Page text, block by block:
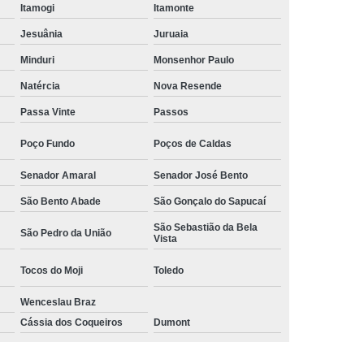
Social Branca Masculina Preço
Camisa Social Jeans Masculina Preço
Camisa Social Masculina Manga Curta Preço
Camisa Social Masculina Preço
Camisa Social Masculina Slim Preço
Fábrica Camisa Social
Fábrica de Camisa Social
Fábrica de Camisa Social Masculina
Loja de Fábrica Camisa Social
Loja de Moda Masculina Online
Loja Moda Masculina Executivo
Itamogi Itamonte
Jesuânia Juruaia
Minduri Monsenhor Paulo
Natércia Nova Resende
Passa Vinte Passos
Poço Fundo Poços de Caldas
Senador Amaral Senador José Bento
São Bento Abade São Gonçalo do Sapucaí
São Pedro da União
São Sebastião da Bela
Vista
Tocos do Moji Toledo
Wenceslau Braz
Cássia dos Coqueiros Dumont